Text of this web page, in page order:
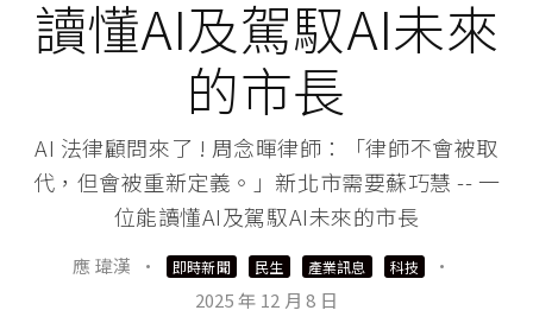
讀懂AI及駕馭AI未來
的市長
AI 法律顧問來了 ! 周念暉律師：「律師不會被取
代，但會被重新定義。」新北市需要蘇巧慧 -- 一
位能讀懂AI及駕馭AI未來的市長
應 瑋漢 · 即時新聞 民生 產業訊息 科技
·
2025 年 12 月 8 日